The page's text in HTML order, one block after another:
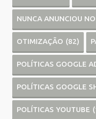
NUNCA ANUNCIOU
OTIMIZAÇÃO (82)
POLÍTICAS GOOGLE
POLÍTICAS GOOGLE
POLÍTICAS YOUTUBE